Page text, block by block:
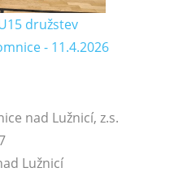
družstev
- 11.4.2026
nad Lužnicí, z.s.
Lužnicí